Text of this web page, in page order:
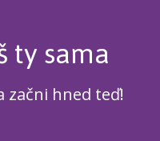
ty sama
začni hned teď!